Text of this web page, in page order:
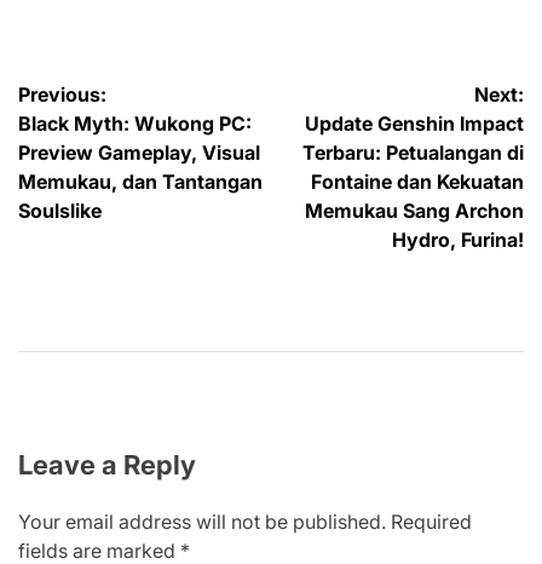
Post
navigation
Previous:
Black Myth: Wukong PC:
Preview Gameplay, Visual
Memukau, dan Tantangan
Soulslike
Next:
Update Genshin Impact
Terbaru: Petualangan di
Fontaine dan Kekuatan
Memukau Sang Archon
Hydro, Furina!
Leave a Reply
Your email address will not be published. Required
fields are marked *